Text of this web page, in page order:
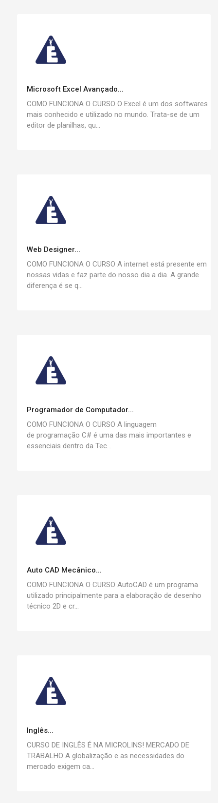
Microsoft Excel Avançado...
COMO FUNCIONA O CURSO O Excel é um dos softwares
mais conhecido e utilizado no mundo. Trata-se de um
editor de planilhas, qu...
Web Designer...
COMO FUNCIONA O CURSO A internet está presente em
nossas vidas e faz parte do nosso dia a dia. A grande
diferença é se q...
Programador de Computador...
COMO FUNCIONA O CURSO A linguagem
de programação C# é uma das mais importantes e
essenciais dentro da Tec...
Auto CAD Mecânico...
COMO FUNCIONA O CURSO AutoCAD é um programa
utilizado principalmente para a elaboração de desenho
técnico 2D e cr...
Inglês...
CURSO DE INGLÊS É NA MICROLINS! MERCADO DE
TRABALHO A globalização e as necessidades do
mercado exigem ca...